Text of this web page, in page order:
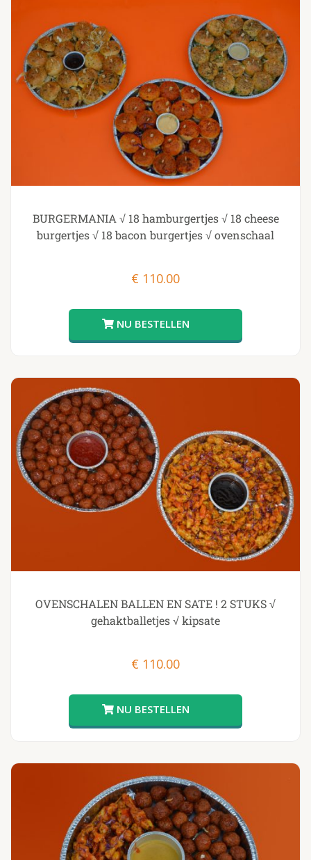
BURGERMANIA √ 18 hamburgertjes √ 18 cheese
burgertjes √ 18 bacon burgertjes √ ovenschaal
€ 110.00
OVENSCHALEN BALLEN EN SATE ! 2 STUKS √
gehaktballetjes √ kipsate
€ 110.00